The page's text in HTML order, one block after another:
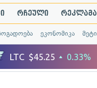
რჩეული რეკლამა
ეკონომიკა მეტი